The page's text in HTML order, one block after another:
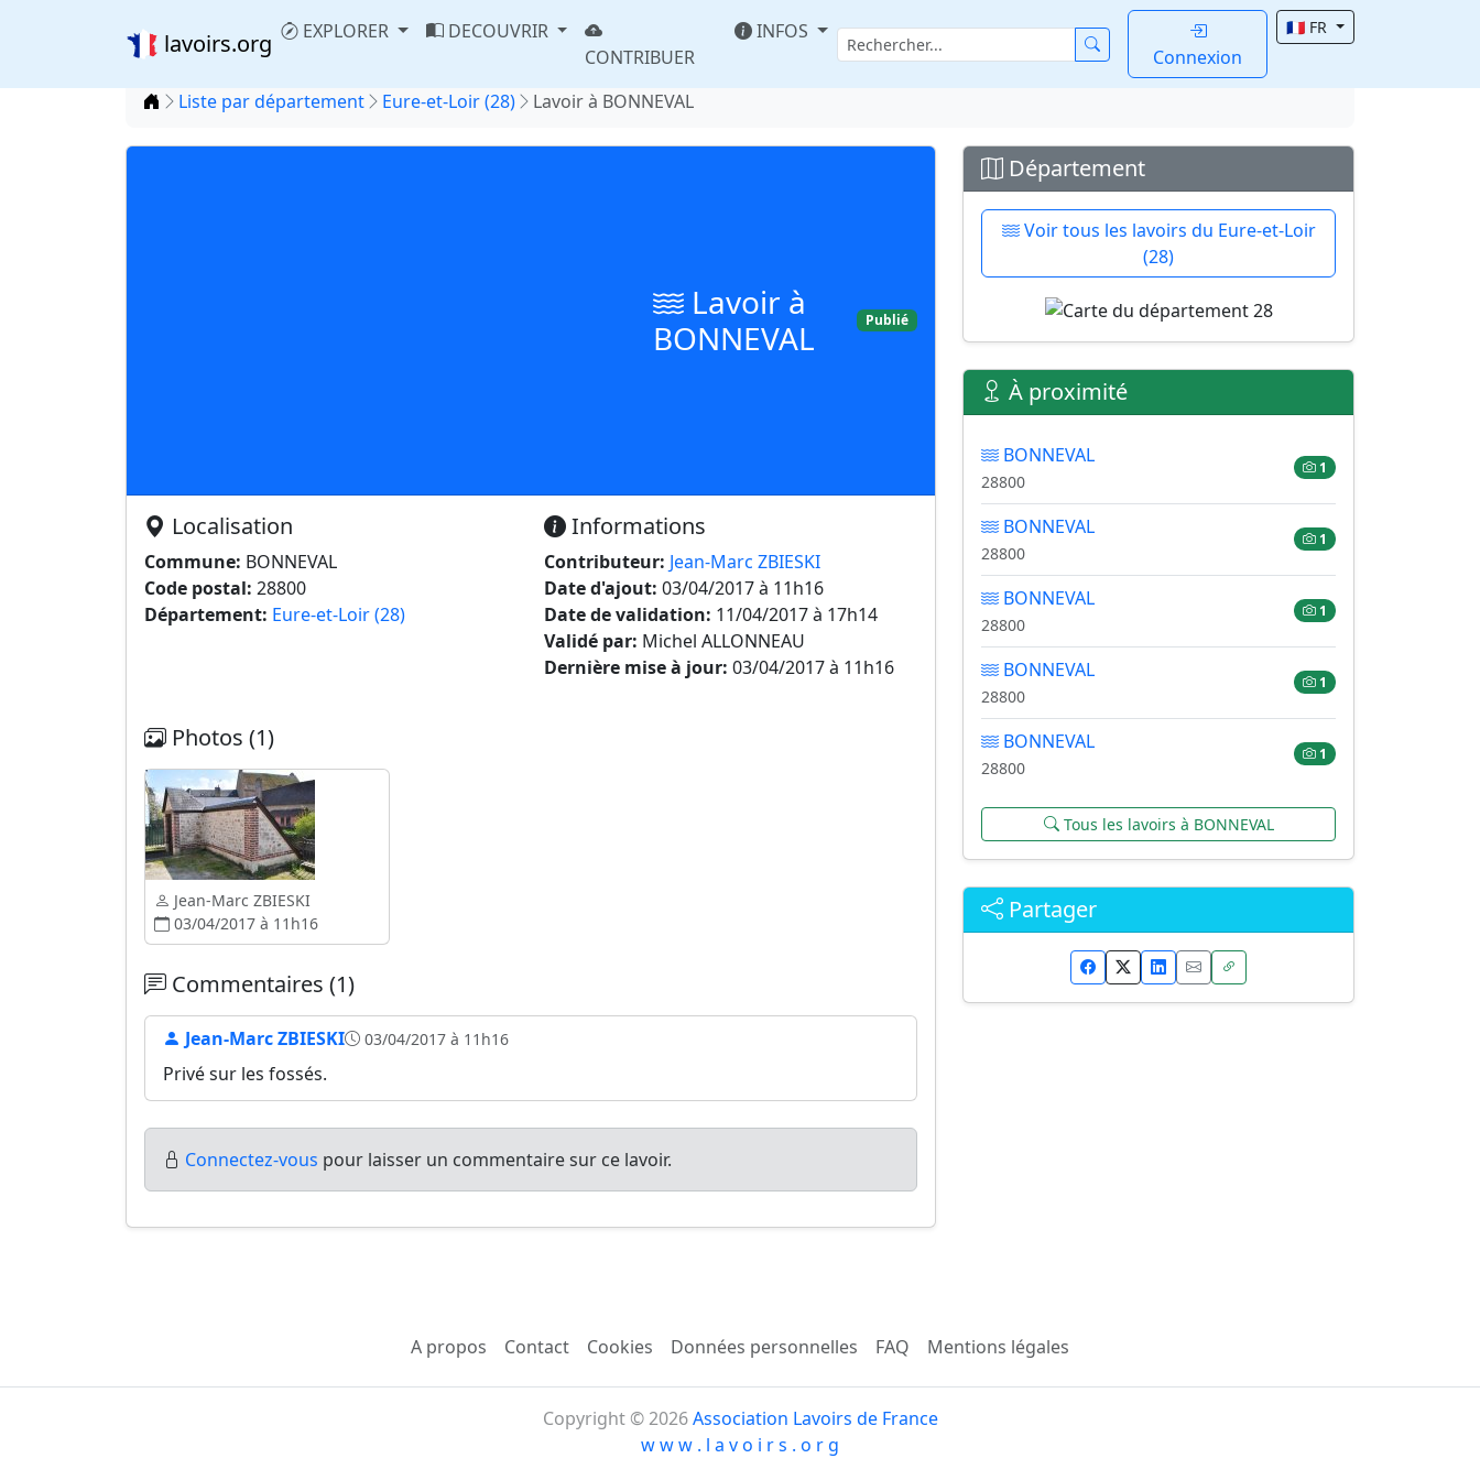
lavoirs.org EXPLORER
DECOUVRIR
CONTRIBUER
INFOS
Connexion
🇫🇷 FR
Accueil
Liste par département Eure-et-Loir (28) Lavoir à BONNEVAL
Lavoir à
BONNEVAL
Publié
Localisation
Commune: BONNEVAL
Code postal: 28800
Département: Eure-et-Loir (28)
Informations
Contributeur: Jean-Marc ZBIESKI
Date d'ajout: 03/04/2017 à 11h16
Date de validation: 11/04/2017 à 17h14
Validé par: Michel ALLONNEAU
Dernière mise à jour: 03/04/2017 à 11h16
Photos (1)
Jean-Marc ZBIESKI
03/04/2017 à 11h16
Commentaires (1)
Jean-Marc ZBIESKI 03/04/2017 à 11h16
Privé sur les fossés.
Connectez-vous pour laisser un commentaire sur ce lavoir.
Département
Voir tous les lavoirs du Eure-et-Loir
(28)
À proximité
BONNEVAL
28800
1
BONNEVAL
28800
1
BONNEVAL
28800
1
BONNEVAL
28800
1
BONNEVAL
28800
1
Tous les lavoirs à BONNEVAL
Partager
A propos Contact Cookies Données personnelles FAQ Mentions légales
Copyright © 2026Association Lavoirs de France
w w w . l a v o i r s . o r g